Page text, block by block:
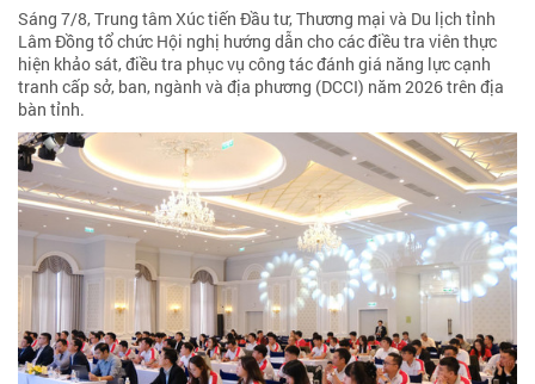
Sáng 7/8, Trung tâm Xúc tiến Đầu tư, Thương mại và Du lịch tỉnh
Lâm Đồng tổ chức Hội nghị hướng dẫn cho các điều tra viên thực
hiện khảo sát, điều tra phục vụ công tác đánh giá năng lực cạnh
tranh cấp sở, ban, ngành và địa phương (DCCI) năm 2026 trên địa
bàn tỉnh.